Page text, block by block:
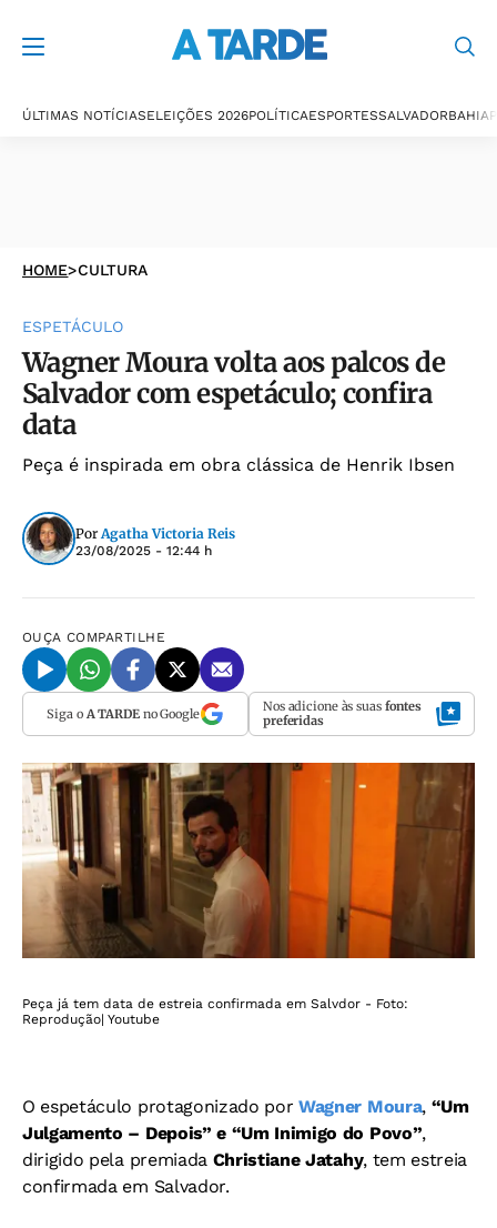
ÚLTIMAS NOTÍCIASELEIÇÕES 2026POLÍTICAESPORTESSALVADORBAHIA
HOME>CULTURA
ESPETÁCULO
Wagner Moura volta aos palcos de
Salvador com espetáculo; confira
data
Peça é inspirada em obra clássica de Henrik Ibsen
Por Agatha Victoria Reis
23/08/2025 - 12:44 h
OUÇA COMPARTILHE
Siga o A TARDEno Google Nos adicione às suas fontes
preferidas
Peça já tem data de estreia confirmada em Salvdor - Foto:
Reprodução| Youtube
O espetáculo protagonizado porWagner Moura, “Um
Julgamento – Depois” e “Um Inimigo do Povo”,
dirigido pela premiada Christiane Jatahy, tem estreia
confirmada em Salvador.